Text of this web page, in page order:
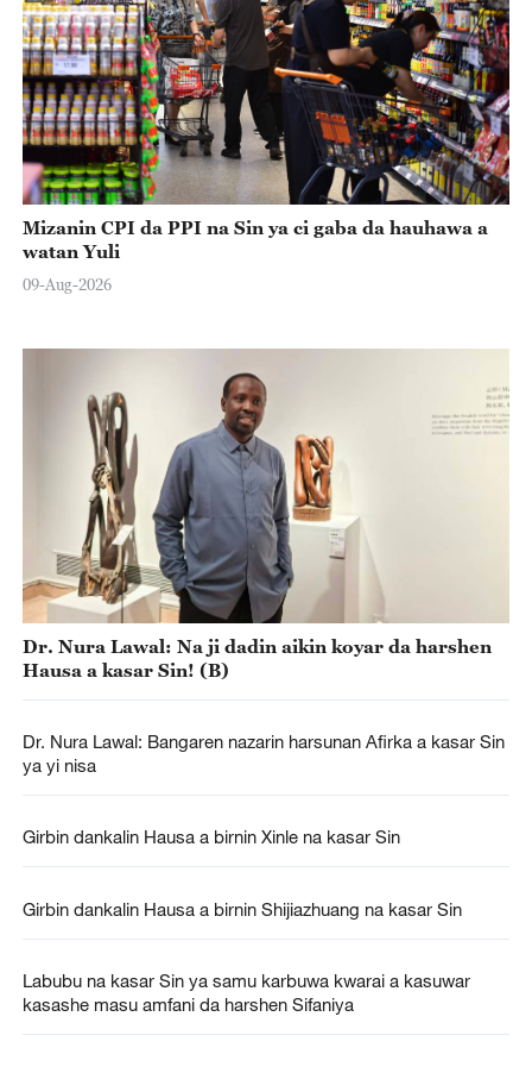
Mizanin CPI da PPI na Sin ya ci gaba da hauhawa a
watan Yuli
09-Aug-2026
Dr. Nura Lawal: Na ji dadin aikin koyar da harshen
Hausa a kasar Sin! (B)
Dr. Nura Lawal: Bangaren nazarin harsunan Afirka a kasar Sin
ya yi nisa
Girbin dankalin Hausa a birnin Xinle na kasar Sin
Girbin dankalin Hausa a birnin Shijiazhuang na kasar Sin
Labubu na kasar Sin ya samu karbuwa kwarai a kasuwar
kasashe masu amfani da harshen Sifaniya